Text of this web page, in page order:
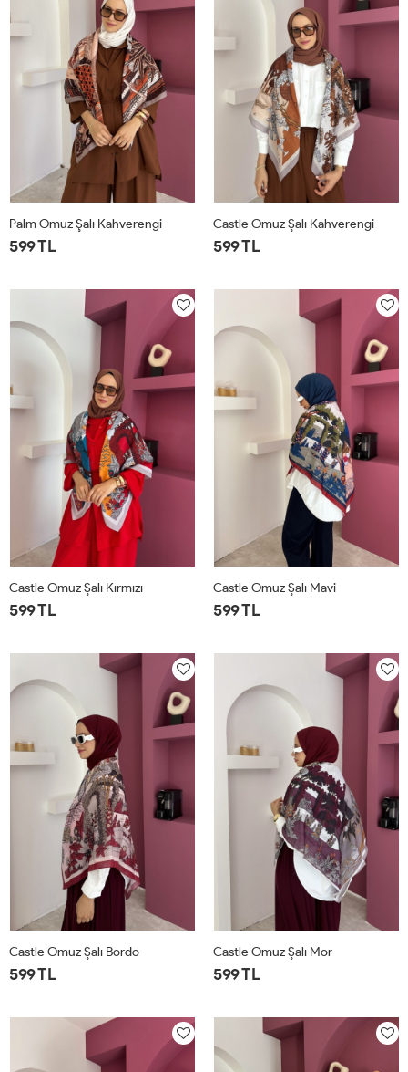
Palm Omuz Şalı Kahverengi
599 TL
Castle Omuz Şalı Kahverengi
599 TL
Castle Omuz Şalı Kırmızı
599 TL
Castle Omuz Şalı Mavi
599 TL
Castle Omuz Şalı Bordo
599 TL
Castle Omuz Şalı Mor
599 TL